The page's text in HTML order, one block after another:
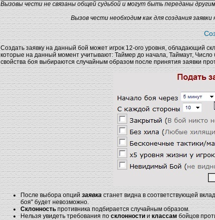
Вызовы чести не связаны общей судьбой и могут быть переданы
Вызов чести необходим как для создания
Создать заявку на данный бой может игрок 12-ого уровня, обладающий
которые на данный момент учитывают: Таймер до начала, Таймаут,
свойства боя выбираются случайным образом после принятия заявки
После выбора опций заявка станет видна в соответствующей
боя" будет невозможно.
Склонностьпротивника подбирается случайным образом.
Нельзя увидеть требования посклонностииклассамбойцов